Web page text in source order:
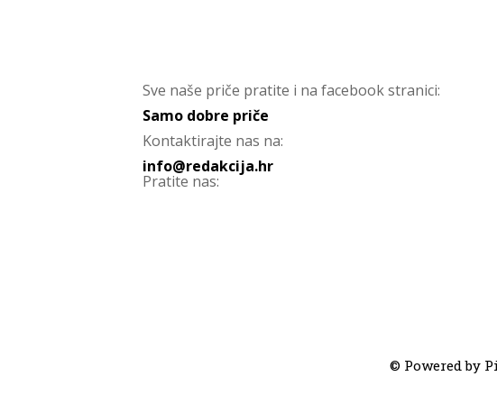
Sve naše priče pratite i na facebook stranici:
Samo dobre priče
Kontaktirajte nas na:
info@redakcija.hr
Pratite nas:
© Powered by